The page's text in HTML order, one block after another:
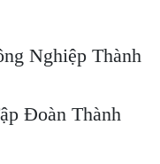
Nghiệp Thành
Đoàn Thành